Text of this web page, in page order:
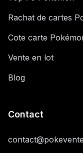
Rachat de cartes
Cote carte
Vente en lot
Blog
Contact